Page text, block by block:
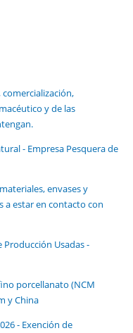
y de las
- Empresa Pesquera de
envases y
a estar en contacto con
Usadas -
porcellanato (NCM
y China
- Exención de